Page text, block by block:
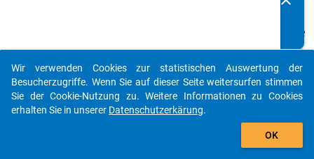
Tie
tge
ns
für
auto_stories
add_shopping_cart
Wir verwenden Cookies zur statistischen Auswertung der
Besucherzugriffe. Wenn Sie auf dieser Seite weitersurfen stimmen
Sie der Cookie-Nutzung zu. Weitere Informationen zu Cookies
erhalten Sie in unserer Datenschutzerkärung.
OK